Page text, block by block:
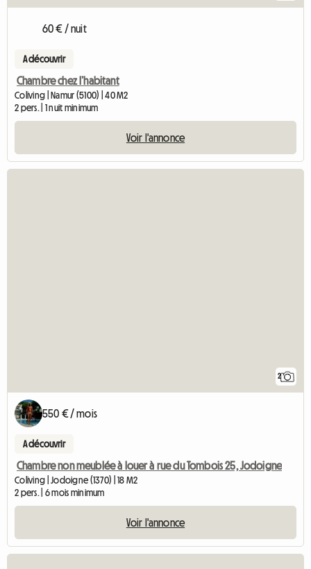
60 € / nuit
A découvrir
Chambre chez l’habitant
Coliving | Namur (5100) | 40 M2
2 pers. | 1 nuit minimum
Voir l'annonce
2
550 € / mois
A découvrir
Chambre non meublée à louer à rue du Tombois 25, Jodoigne
Coliving | Jodoigne (1370) | 18 M2
2 pers. | 6 mois minimum
Voir l'annonce